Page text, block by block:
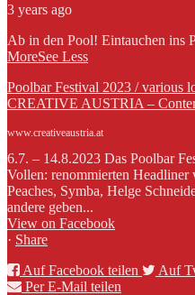
3 years ago
Ab in den Pool! Eintauchen ins
MoreSee Less
Poolbar Festival 2023 / various
CREATIVE AUSTRIA –
www.creativeaustria.at
6.7. – 14.8.2023 Das Poolbar
Vollen: renommierten
Peaches, Symba, Helge
andere geben...
View on Facebook
· Share
Auf Facebook teilen
Auf
Per E-Mail teilen